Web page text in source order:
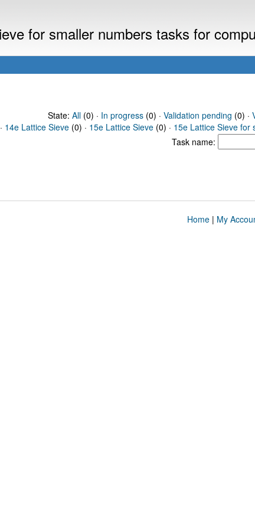
for smaller numbers tasks for
State: All(0) · In progress(0) · Validation pending (0) ·
14e Lattice Sieve (0) · 15e Lattice Sieve (0) · 15e Lattice Sieve for
Task name:
Home| My